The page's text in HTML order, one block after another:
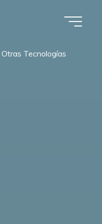
Otras Tecnologías